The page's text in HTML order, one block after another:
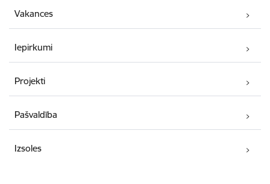
Vakances
Iepirkumi
Projekti
Pašvaldība
Izsoles